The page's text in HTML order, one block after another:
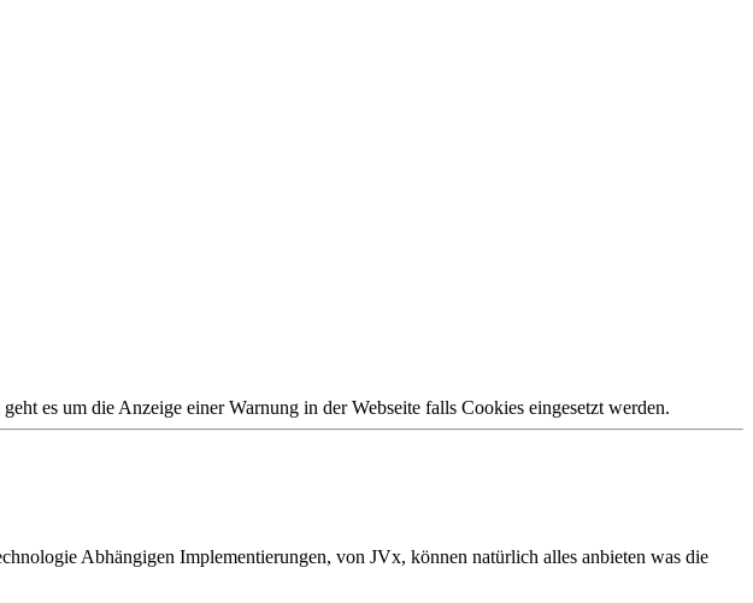
es um die Anzeige einer Warnung in der Webseite falls Cookies eingesetzt werden.
Abhängigen Implementierungen, von JVx, können natürlich alles anbieten was die